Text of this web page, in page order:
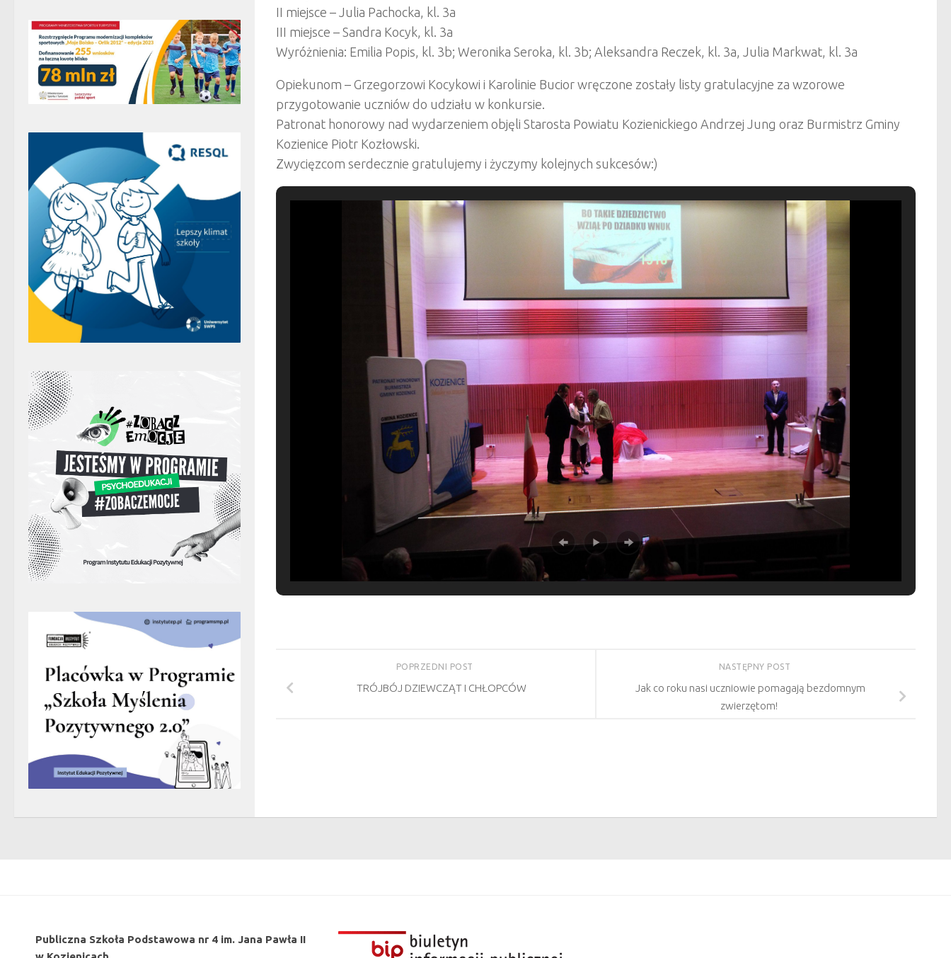
II miejsce – Julia Pachocka, kl. 3a
III miejsce – Sandra Kocyk, kl. 3a
Wyróżnienia: Emilia Popis, kl. 3b; Weronika Seroka, kl. 3b; Aleksandra Reczek, kl. 3a, Julia Markwat, kl. 3a
Opiekunom – Grzegorzowi Kocykowi i Karolinie Bucior wręczone zostały listy gratulacyjne za wzorowe
przygotowanie uczniów do udziału w konkursie.
Patronat honorowy nad wydarzeniem objęli Starosta Powiatu Kozienickiego Andrzej Jung oraz Burmistrz Gminy
Kozienice Piotr Kozłowski.
Zwycięzcom serdecznie gratulujemy i życzymy kolejnych sukcesów:)
NASTĘPNY POST
Jak co roku nasi uczniowie pomagają bezdomnym
zwierzętom!
POPRZEDNI POST
TRÓJBÓJ DZIEWCZĄT I CHŁOPCÓW
Publiczna Szkoła Podstawowa nr 4 im. Jana Pawła II